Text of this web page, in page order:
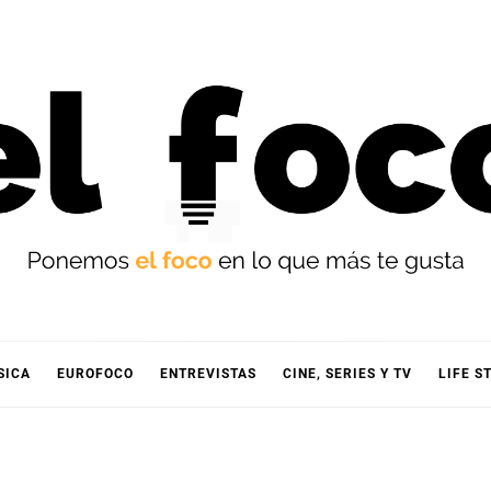
EUROFOCO ENTREVISTAS CINE, SERIES Y TV LIFE